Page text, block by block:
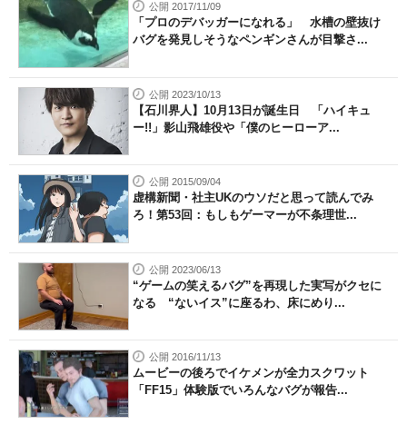
公開 2017/11/09
「プロのデバッガーになれる」 水槽の壁抜け
バグを発見しそうなペンギンさんが目撃さ...
公開 2023/10/13
【石川界人】10月13日が誕生日 「ハイキュ
ー!!」影山飛雄役や「僕のヒーローア...
公開 2015/09/04
虚構新聞・社主UKのウソだと思って読んでみ
ろ！第53回：もしもゲーマーが不条理世...
公開 2023/06/13
“ゲームの笑えるバグ”を再現した実写がクセに
なる “ないイス”に座るわ、床にめり...
公開 2016/11/13
ムービーの後ろでイケメンが全力スクワット
「FF15」体験版でいろんなバグが報告...